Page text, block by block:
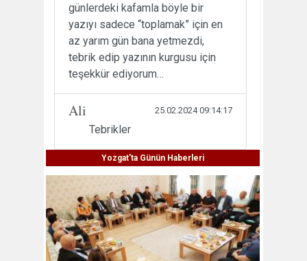
günlerdeki kafamla böyle bir
yazıyı sadece “toplamak” için en
az yarım gün bana yetmezdi,
tebrik edip yazının kurgusu için
teşekkür ediyorum…
Ali 25.02.2024 09:14:17
Tebrikler
Yozgat'ta Günün Haberleri